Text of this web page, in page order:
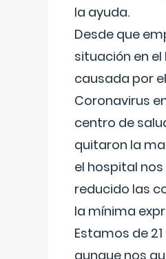
la ayuda.
Desde que
situación en el
causada por el
Coronavirus
centro de
quitaron la
el hospital nos
reducido las
la mínima
Estamos de
aunque nos